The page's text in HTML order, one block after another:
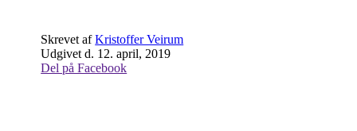
Skrevet afKristoffer Veirum
Udgivet d. 12. april, 2019
Del på Facebook